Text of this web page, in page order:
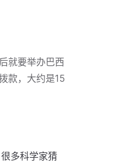
就要举办巴西
款，大约是15
多科学家猜